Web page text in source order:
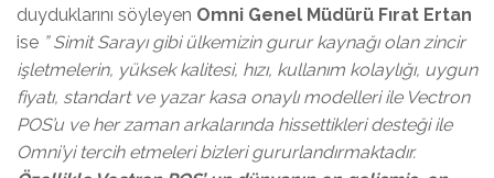
duyduklarını söyleyen Omni Genel Müdürü Fırat Ertan
ise ” Simit Sarayı gibi ülkemizin gurur kaynağı olan zincir
işletmelerin, yüksek kalitesi, hızı, kullanım kolaylığı, uygun
fiyatı, standart ve yazar kasa onaylı modelleri ile Vectron
POS’u ve her zaman arkalarında hissettikleri desteği ile
Omni’yi tercih etmeleri bizleri gururlandırmaktadır.